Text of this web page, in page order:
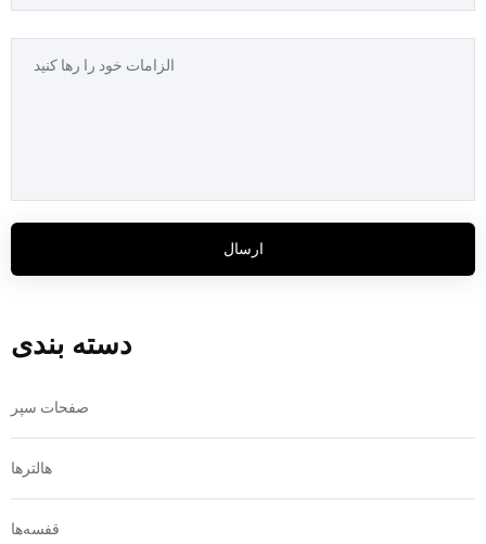
ارسال
دسته بندی
صفحات سپر
هالترها
قفسه‌ها